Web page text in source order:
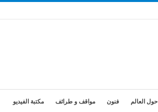
حول العالم فنون مواقف و طرائف مكتبة الفيديو